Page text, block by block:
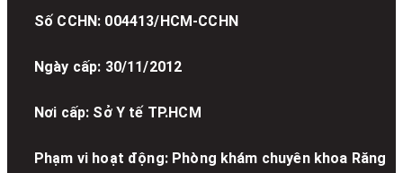
Số CCHN: 004413/HCM-CCHN
Ngày cấp: 30/11/2012
Nơi cấp: Sở Y tế TP.HCM
Phạm vi hoạt động: Phòng khám chuyên khoa Răng